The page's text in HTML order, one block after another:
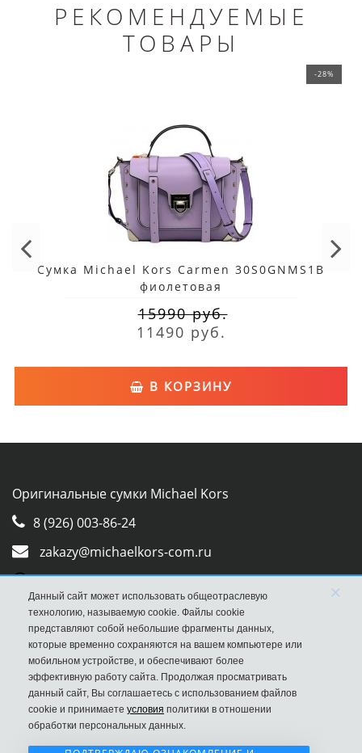
РЕКОМЕНДУЕМЫЕ
ТОВАРЫ
-28%
Сумка Michael Kors Carmen 30S0GNMS1B
фиолетовая
15990 руб.
11490 руб.
В КОРЗИНУ
Оригинальные сумки Michael Kors
8 (926) 003-86-24
zakazy@michaelkors-com.ru
Whatsapp
Viber
Данный сайт может использовать общеотраслевую
технологию, называемую cookie. Файлы cookie
представляют собой небольшие фрагменты данных,
которые временно сохраняются на вашем компьютере или
мобильном устройстве, и обеспечивают более
эффективную работу сайта. Продолжая просматривать
данный сайт, Вы соглашаетесь с использованием файлов
cookie и принимаете условия политики в отношении
обработки персональных данных.
×